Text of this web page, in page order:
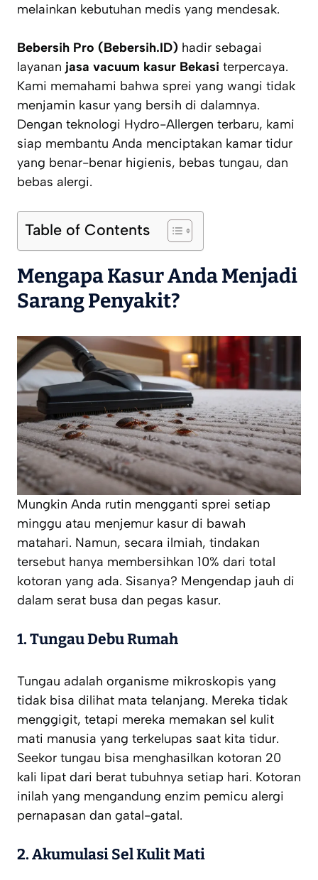
melainkan kebutuhan medis yang mendesak.
Bebersih Pro (Bebersih.ID) hadir sebagai
layanan jasa vacuum kasur Bekasi terpercaya.
Kami memahami bahwa sprei yang wangi tidak
menjamin kasur yang bersih di dalamnya.
Dengan teknologi Hydro-Allergen terbaru, kami
siap membantu Anda menciptakan kamar tidur
yang benar-benar higienis, bebas tungau, dan
bebas alergi.
Table of Contents
Mengapa Kasur Anda Menjadi
Sarang Penyakit?
Mungkin Anda rutin mengganti sprei setiap
minggu atau menjemur kasur di bawah
matahari. Namun, secara ilmiah, tindakan
tersebut hanya membersihkan 10% dari total
kotoran yang ada. Sisanya? Mengendap jauh di
dalam serat busa dan pegas kasur.
1. Tungau Debu Rumah
Tungau adalah organisme mikroskopis yang
tidak bisa dilihat mata telanjang. Mereka tidak
menggigit, tetapi mereka memakan sel kulit
mati manusia yang terkelupas saat kita tidur.
Seekor tungau bisa menghasilkan kotoran 20
kali lipat dari berat tubuhnya setiap hari. Kotoran
inilah yang mengandung enzim pemicu alergi
pernapasan dan gatal-gatal.
2. Akumulasi Sel Kulit Mati